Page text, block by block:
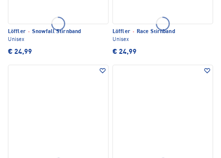
Löffler · Snowfall Stirnband
Unisex
€ 24,99
Löffler · Race Stirnband
Unisex
€ 24,99